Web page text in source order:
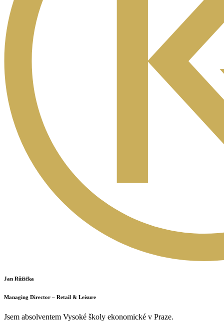
Jan Růžička
Managing Director – Retail & Leisure
Jsem absolventem Vysoké školy ekonomické v Praze.